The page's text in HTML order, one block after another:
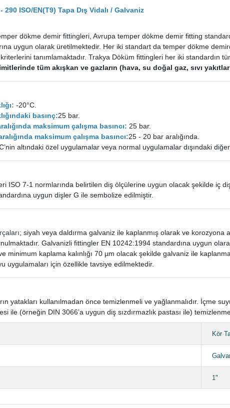
-290 ISO/EN(T9) Tapa Dış Vidalı / Galvaniz
dökme demir fittingleri, Avrupa temper dökme demir fitting
uygun olarak üretilmektedir. Her iki standart da temper dökme
tanımlamaktadır. Trakya Döküm fittingleri her iki standardın
tüm akışkan ve gazların (hava, su doğal gaz, sıvı
-20°C.
basınç:25 bar.
maksimum çalışma basıncı: 25 bar.
maksimum çalışma basıncı:25 - 20 bar aralığında.
altındaki özel uygulamalar veya normal uygulamalar dışındaki
ISO 7-1 normlarında belirtilen diş ölçülerine uygun olacak şekilde iç
uygun dişler G ile sembolize edilmiştir.
; siyah veya daldırma galvaniz ile kaplanmış olarak ve korozyona
Galvanizli fittingler EN 10242:1994 standardına uygun
minimum kaplama kalınlığı 70 µm olacak şekilde galvaniz ile
uygulamaları için özellikle tavsiye edilmektedir.
yatakları kullanılmadan önce temizlenmeli ve yağlanmalıdır. İçme
ile (örneğin DIN 3066’a uygun diş sızdırmazlık pastası ile)
Kör
1"